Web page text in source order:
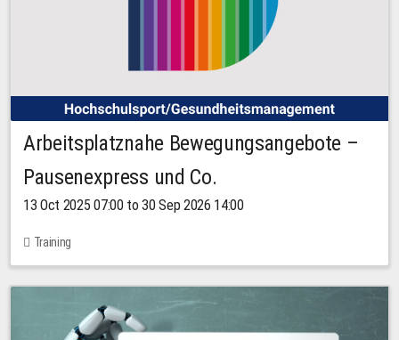
Arbeitsplatznahe Bewegungsangebote –
Pausenexpress und Co.
13 Oct 2025 07:00 to 30 Sep 2026 14:00
Training